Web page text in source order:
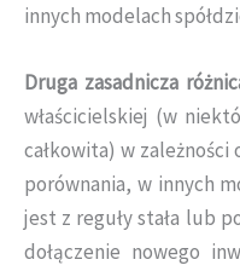
innych modelach
Druga zasadnicza
właścicielskiej (w
całkowita) w
porównania, w innych
jest z reguły stała lub
dołączenie nowego